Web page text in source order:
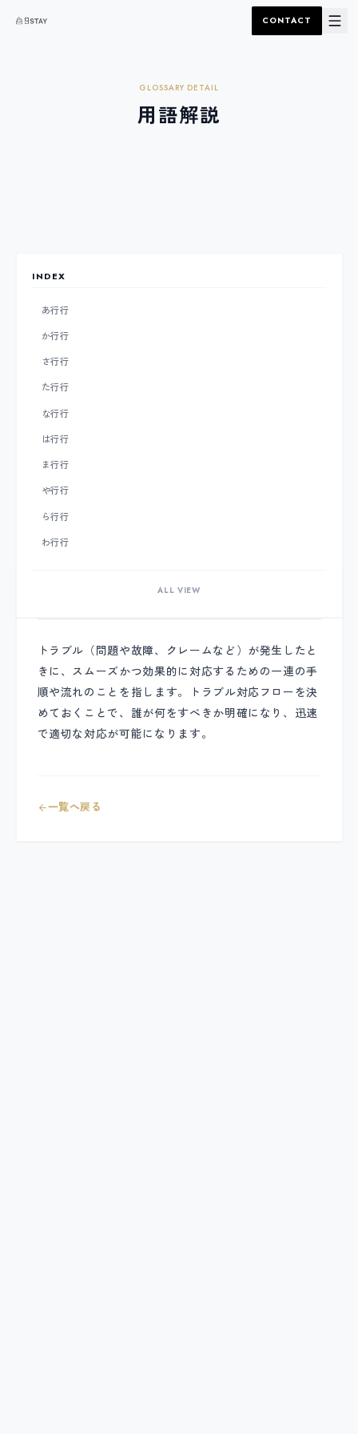
CONTACT
GLOSSARY DETAIL
用語解説
トラブル対応フロー
トラブル（問題や故障、クレームなど）が発生したと
きに、スムーズかつ効果的に対応するための一連の手
順や流れのことを指します。トラブル対応フローを決
めておくことで、誰が何をすべきか明確になり、迅速
で適切な対応が可能になります。
一覧へ戻る
INDEX
あ行行
か行行
さ行行
た行行
な行行
は行行
ま行行
や行行
ら行行
わ行行
ALL VIEW